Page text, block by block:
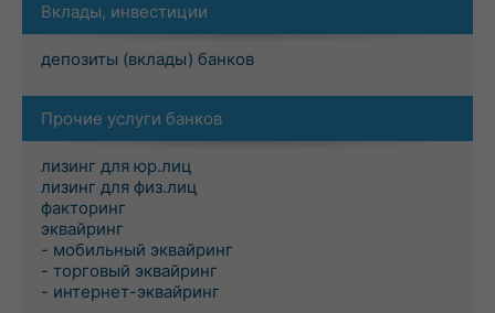
Вклады, инвестиции
депозиты (вклады) банков
Прочие услуги банков
лизинг для юр.лиц
лизинг для физ.лиц
факторинг
эквайринг
- мобильный эквайринг
- торговый эквайринг
- интернет-эквайринг